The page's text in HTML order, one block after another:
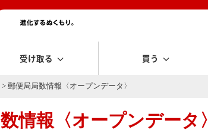
受け取る 買う
> 郵便局局数情報〈オープンデータ〉
情報〈オープンデータ〉